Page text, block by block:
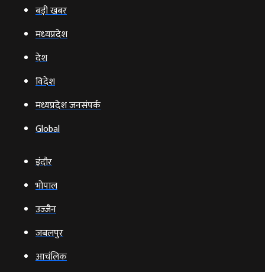
बड़ी खबर
मध्‍यप्रदेश
देश
विदेश
मध्यप्रदेश जनसंपर्क
Global
इंदौर
भोपाल
उज्‍जैन
जबलपुर
आचंलिक